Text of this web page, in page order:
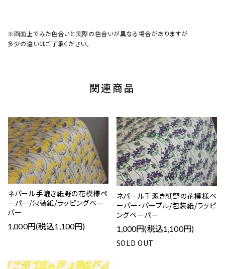
※画面上でみた色合いと実際の色合いが異なる場合がありますが
多少の違いはご了承ください。
関連商品
ネパール手漉き紙野の花模様ペ
ーパー/包装紙/ラッピングペー
パー
1,000円(税込1,100円)
ネパール手漉き紙野の花模様ペ
ーパー・パープル/包装紙/ラッピ
ングペーパー
1,000円(税込1,100円)
SOLD OUT